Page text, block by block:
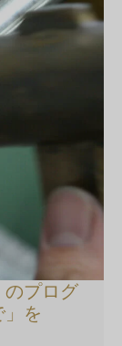
のプログ
」を